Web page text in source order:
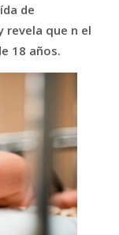
de
revela que n el
18 años.